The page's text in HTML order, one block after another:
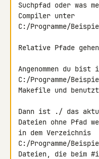
Suchpfad oder was
Compiler unter
C:/Programme/
Relative Pfade
Angenommen du bist
C:/Programme/
Makefile und
Dann ist ./ das
Dateien ohne Pfad
in dem Verzeichnis
C:/Programme/
Dateien, die beim